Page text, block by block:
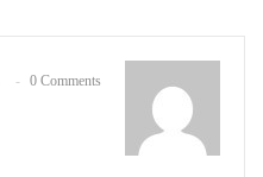
0 Comments